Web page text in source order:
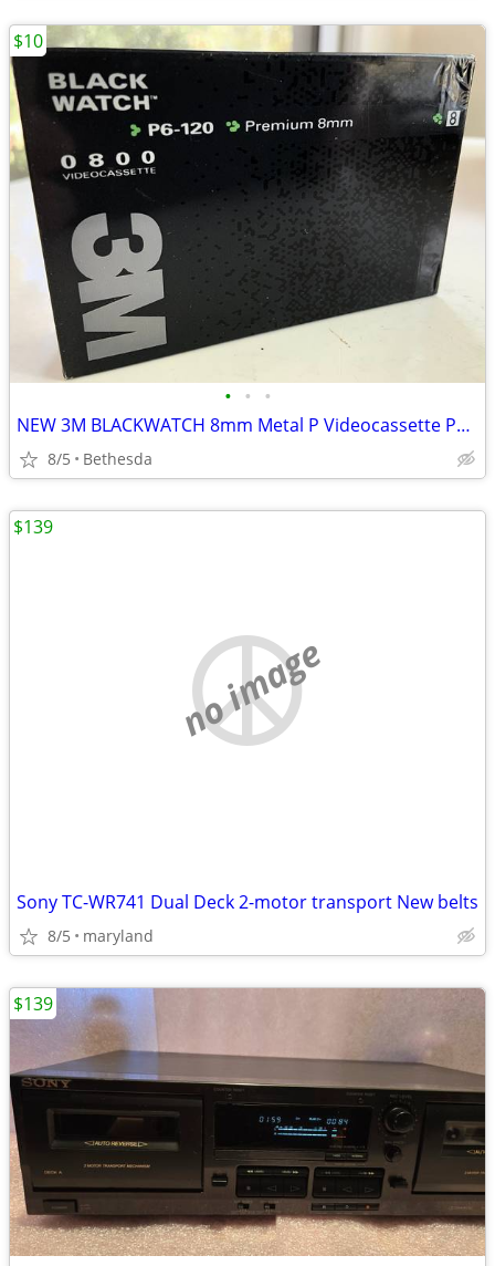
• • •
NEW 3M BLACKWATCH 8mm Metal P Videocassette P6-120 Video Tape
8/5 Bethesda
$10
no image
Sony TC-WR741 Dual Deck 2-motor transport New belts
8/5 maryland
$139
$139